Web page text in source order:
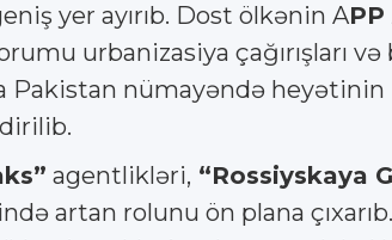
yer ayırıb. Dost ölkənin A
urbanizasiya çağırışları
nümayəndə heyətinin
agentlikləri, “Rossiyskaya
artan rolunu ön plana